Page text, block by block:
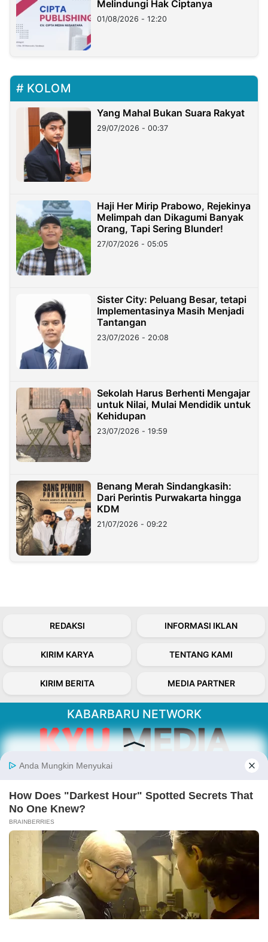
Melindungi Hak Ciptanya
01/08/2026 - 12:20
KOLOM
Yang Mahal Bukan Suara Rakyat
29/07/2026 - 00:37
Haji Her Mirip Prabowo, Rejekinya
Melimpah dan Dikagumi Banyak
Orang, Tapi Sering Blunder!
27/07/2026 - 05:05
Sister City: Peluang Besar, tetapi
Implementasinya Masih Menjadi
Tantangan
23/07/2026 - 20:08
Sekolah Harus Berhenti Mengajar
untuk Nilai, Mulai Mendidik untuk
Kehidupan
23/07/2026 - 19:59
Benang Merah Sindangkasih:
Dari Perintis Purwakarta hingga
KDM
21/07/2026 - 09:22
REDAKSI INFORMASI IKLAN
KIRIM KARYA TENTANG KAMI
KIRIM BERITA MEDIA PARTNER
KABARBARU NETWORK
Kabarbaru.co menyajikan berita aktual dan
Follow Kabarbaru